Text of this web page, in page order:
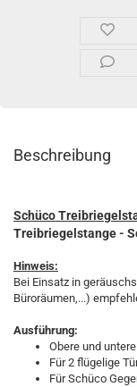
Beschreibung
Schüco
Treibriegelstange -
Hinweis:
Bei Einsatz in
Büroräumen,...)
Ausführung:
Obere und
Für 2 flügelige
Für Schüco